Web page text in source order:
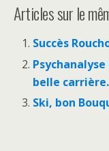
Articles sur le
Succès
belle carrière.
Ski, bon